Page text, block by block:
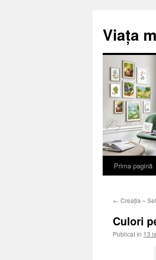
Viața
Sari
conținut
Prima pagină
← Creația –
Culori
Publicat în 13